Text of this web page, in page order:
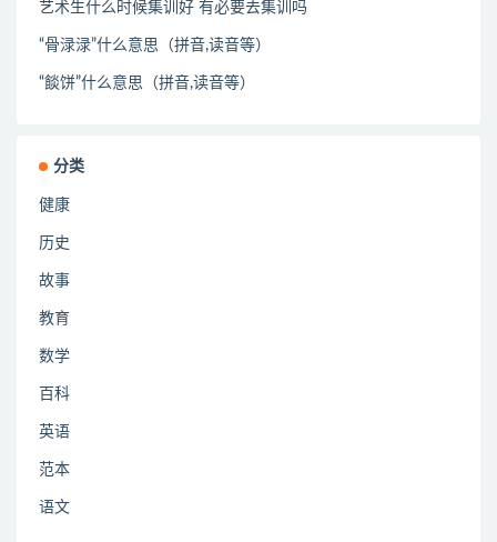
艺术生什么时候集训好 有必要去集训吗
“骨渌渌”什么意思（拼音,读音等）
“餤饼”什么意思（拼音,读音等）
分类
健康
历史
故事
教育
数学
百科
英语
范本
语文